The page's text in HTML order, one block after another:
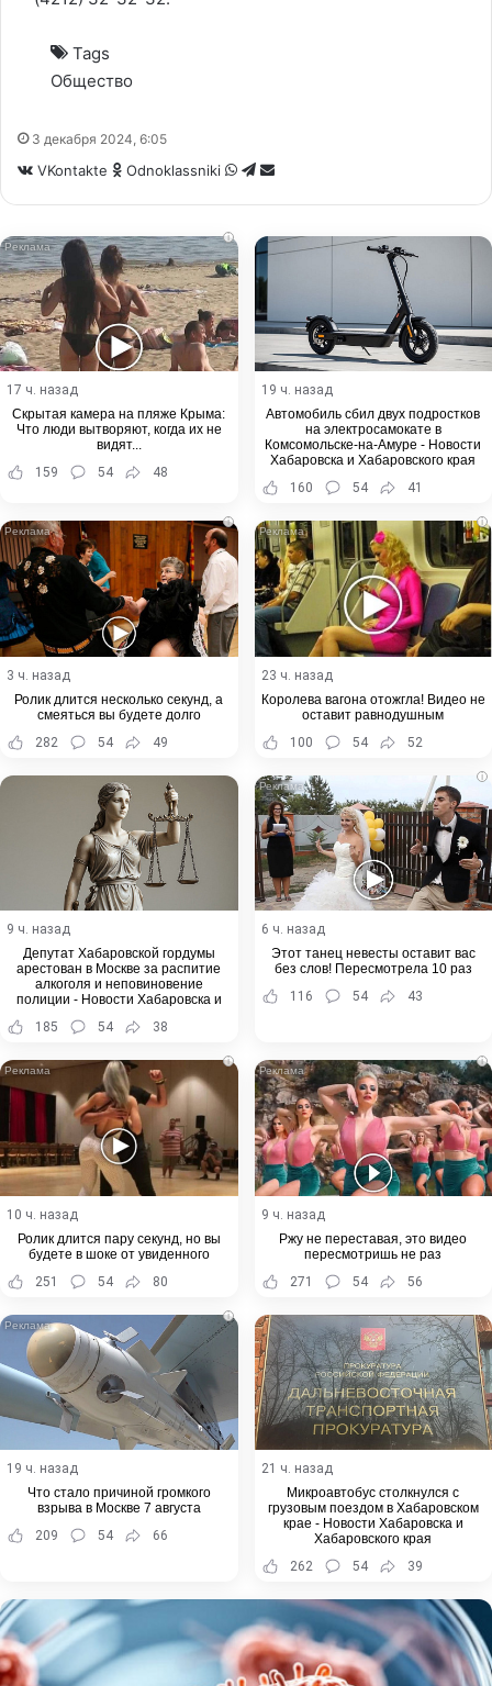
Tags
Общество
3 декабря 2024, 6:05
VKontakte Odnoklassniki WhatsApp
Telegram
Share
i
17 ч. назад
Скрытая камера на пляже Крыма:
Что люди вытворяют, когда их не
видят...
159
54 48
19 ч. назад
Автомобиль сбил двух подростков
на электросамокате в
Комсомольске-на-Амуре - Новости
Хабаровска и Хабаровского края
160
54 41
i
3 ч. назад
Ролик длится несколько секунд, а
смеяться вы будете долго
282
54 49
i
23 ч. назад
Королева вагона отожгла! Видео не
оставит равнодушным
100
54 52
9 ч. назад
Депутат Хабаровской гордумы
арестован в Москве за распитие
алкоголя и неповиновение
полиции - Новости Хабаровска и
185 54 38
i
6 ч. назад
Этот танец невесты оставит вас
без слов! Пересмотрела 10 раз
116
54 43
i
10 ч. назад
Ролик длится пару секунд, но вы
будете в шоке от увиденного
251
54 80
i
9 ч. назад
Ржу не переставая, это видео
пересмотришь не раз
271
54 56
i
19 ч. назад
Что стало причиной громкого
взрыва в Москве 7 августа
209
54 66
21 ч. назад
Микроавтобус столкнулся с
грузовым поездом в Хабаровском
крае - Новости Хабаровска и
Хабаровского края
262
54 39